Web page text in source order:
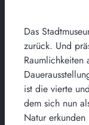
Das
zurück. Und
Raumlichkeiten
ist die vierte
dem sich nun
Natur